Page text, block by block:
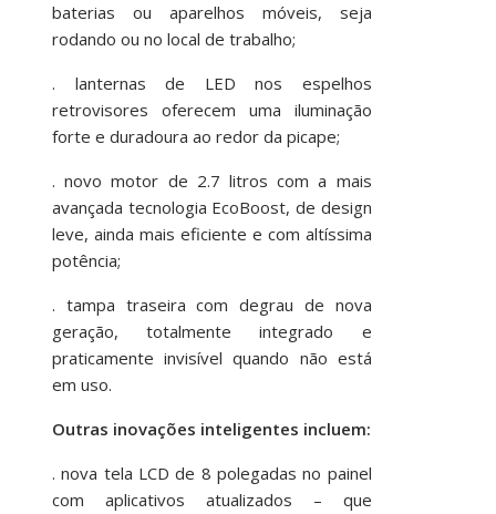
baterias ou aparelhos móveis, seja
rodando ou no local de trabalho;
. lanternas de LED nos espelhos
retrovisores oferecem uma iluminação
forte e duradoura ao redor da picape;
. novo motor de 2.7 litros com a mais
avançada tecnologia EcoBoost, de design
leve, ainda mais eficiente e com altíssima
potência;
. tampa traseira com degrau de nova
geração, totalmente integrado e
praticamente invisível quando não está
em uso.
Outras inovações inteligentes incluem:
. nova tela LCD de 8 polegadas no painel
com aplicativos atualizados – que